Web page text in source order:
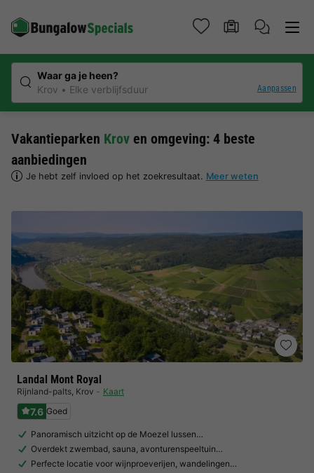
Waar ga je heen?
Krov
Elke verblijfsduur Aanpassen
Vakantieparken Krov en omgeving: 4 beste
aanbiedingen
Je hebt zelf invloed op het zoekresultaat. Meer weten
Landal Mont Royal
Rijnland-palts, Krov Kaart
7.6 Goed
Panoramisch uitzicht op de Moezel lussen…
Overdekt zwembad, sauna, avonturenspeeltuin…
Perfecte locatie voor wijnproeverijen, wandelingen…